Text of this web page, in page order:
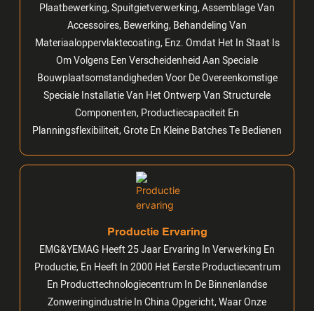
Plaatbewerking, Spuitgietverwerking, Assemblage Van
Accessoires, Bewerking, Behandeling Van
Materiaaloppervlaktecoating, Enz. Omdat Het In Staat Is
Om Volgens Een Verscheidenheid Aan Speciale
Bouwplaatsomstandigheden Voor De Overeenkomstige
Speciale Installatie Van Het Ontwerp Van Structurele
Componenten, Productiecapaciteit En
Planningsflexibiliteit, Grote En Kleine Batches Te Bedienen
Productie Ervaring
EMG&YEMAG Heeft 25 Jaar Ervaring In Verwerking En
Productie, En Heeft In 2000 Het Eerste Productiecentrum
En Producttechnologiecentrum In De Binnenlandse
Zonweringindustrie In China Opgericht, Waar Onze